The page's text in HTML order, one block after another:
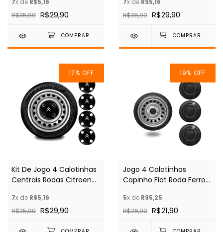
7x de R$5,16
R$35,90 R$29,90
7x de R$5,16
R$35,90 R$29,90
17% OFF
Kit De Jogo 4 Calotinhas
Centrais Rodas Citroen
7x de R$5,16
R$35,90 R$29,90
19% OFF
Jogo 4 Calotinhas
Copinho Fiat Roda Ferro
5x de R$5,25
R$26,90 R$21,90